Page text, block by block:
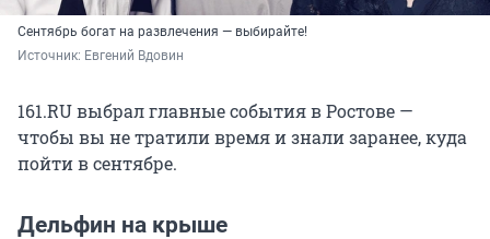
Сентябрь богат на развлечения — выбирайте!
Источник: Евгений Вдовин
161.RU выбрал главные события в Ростове —
чтобы вы не тратили время и знали заранее, куда
пойти в сентябре.
Дельфин на крыше